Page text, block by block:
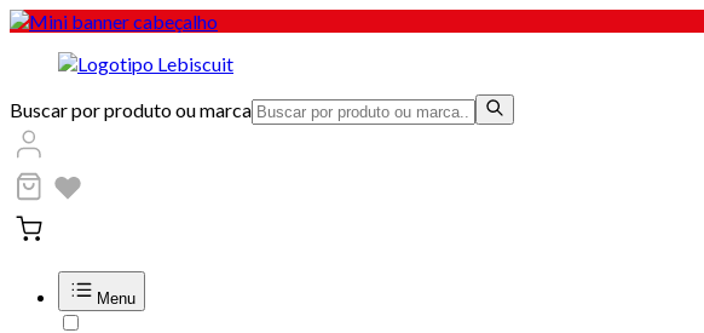
Buscar por produto ou marca
Menu